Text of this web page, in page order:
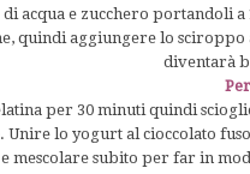
acqua e zucchero portandoli a
quindi aggiungere lo
diventarà
per 30 minuti quindi
lo yogurt al cioccolato
mescolare subito per far in